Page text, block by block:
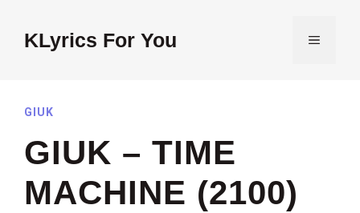
contentKLyrics For You MENU
GIUK
GIUK – TIME
MACHINE (2100)